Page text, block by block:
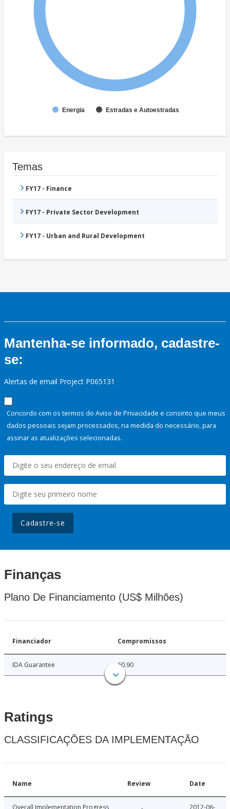
Energia Estradas e Autoestradas
Temas
FY17 - Finance
FY17 - Private Sector Development
FY17 - Urban and Rural Development
Mantenha-se informado, cadastre-
se:
Alertas de email Project P065131
Concordo com os termos do Aviso de Privacidade e consinto que meus
dados pessoais sejam processados, na medida do necessário, para
assinar as atualizações selecionadas.
Cadastre-se
Finanças
Plano De Financiamento (US$ Milhões)
Financiador Compromissos
IDA Guarantee 60.90
Ratings
CLASSIFICAÇÕES DA IMPLEMENTAÇÃO
Name Review Date